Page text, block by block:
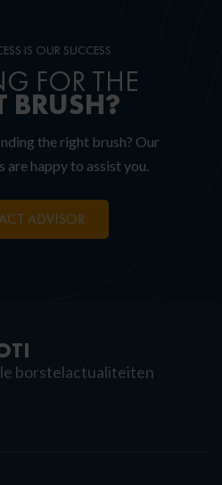
IS OUR SUCCESS
FOR THE
BRUSH?
the right brush? Our
are happy to assist you.
ADVISOR
borstelactualiteiten